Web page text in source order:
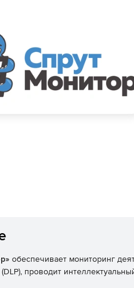
обеспечивает мониторинг
проводит